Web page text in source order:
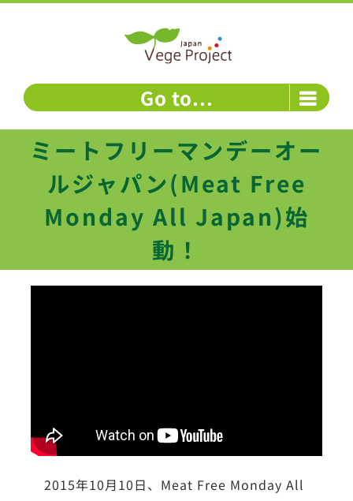
Go to...
ミートフリーマンデーオー
ルジャパン(Meat Free
Monday All Japan)始
動！
2015年10月10日、Meat Free Monday All